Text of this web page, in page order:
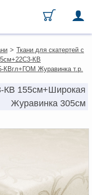
> Ткани для скатертей с
КВ
КВгл+ГОМ Журавинка т.р.
КВ 155см+Широкая
Журавинка 305см